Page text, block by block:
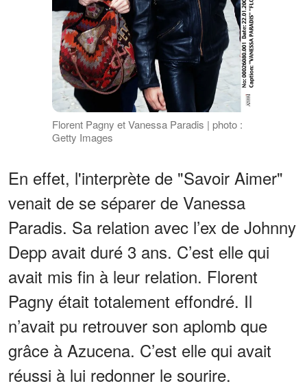
Florent Pagny et Vanessa Paradis | photo :
Getty Images
En effet, l'interprète de "Savoir Aimer"
venait de se séparer de Vanessa
Paradis. Sa relation avec l’ex de Johnny
Depp avait duré 3 ans. C’est elle qui
avait mis fin à leur relation. Florent
Pagny était totalement effondré. Il
n’avait pu retrouver son aplomb que
grâce à Azucena. C’est elle qui avait
réussi à lui redonner le sourire.